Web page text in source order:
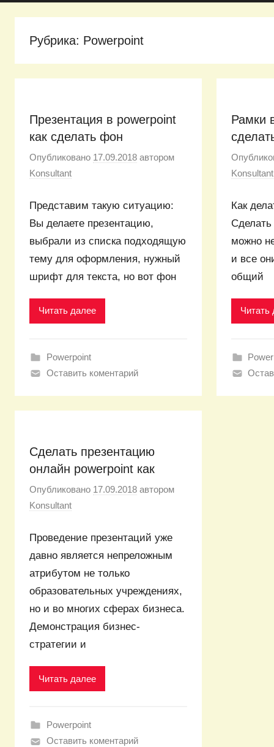
Рубрика: Powerpoint
Презентация в powerpoint
как сделать фон
Опубликовано 17.09.2018 автором
Konsultant
Представим такую ситуацию:
Вы делаете презентацию,
выбрали из списка подходящую
тему для оформления, нужный
шрифт для текста, но вот фон
Читать далее
Powerpoint
Оставить коментарий
Рамки
Konsultant
Как
Сделать
можно
и все
общий
Читать
Сделать презентацию
онлайн powerpoint как
Опубликовано 17.09.2018 автором
Konsultant
Проведение презентаций уже
давно является непреложным
атрибутом не только
образовательных учреждениях,
но и во многих сферах бизнеса.
Демонстрация бизнес-
стратегии и
Читать далее
Powerpoint
Оставить коментарий